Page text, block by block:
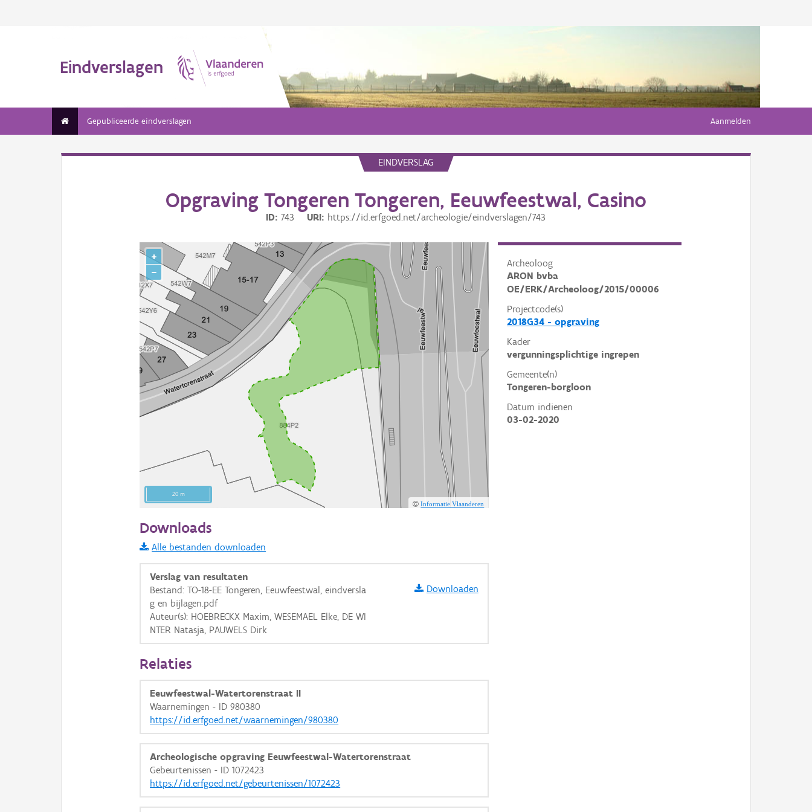
Eindverslagen
Gepubliceerde eindverslagen Aanmelden
EINDVERSLAG
Opgraving Tongeren Tongeren, Eeuwfeestwal, Casino
ID 743 URI https://id.erfgoed.net/archeologie/eindverslagen/743
Archeoloog
ARON bvba
OE/ERK/Archeoloog/2015/00006
Projectcode(s)
2018G34 - opgraving
Kader
vergunningsplichtige ingrepen
Gemeente(n)
Tongeren-borgloon
Datum indienen
03-02-2020
20 m
Informatie Vlaanderen
+
−
Basis Lagen
OSM-Basiskaart
Ortho
GRB-Basiskaart
GRB-Basiskaart in grijswaarden
Downloads
Alle bestanden downloaden
Verslag van resultaten
Bestand: TO-18-EE Tongeren, Eeuwfeestwal, eindversla
g en bijlagen.pdf
Auteur(s): HOEBRECKX Maxim, WESEMAEL Elke, DE WI
NTER Natasja, PAUWELS Dirk
Downloaden
Relaties
Eeuwfeestwal-Watertorenstraat II
Waarnemingen - ID 980380
https://id.erfgoed.net/waarnemingen/980380
Archeologische opgraving Eeuwfeestwal-Watertorenstraat
Gebeurtenissen - ID 1072423
https://id.erfgoed.net/gebeurtenissen/1072423